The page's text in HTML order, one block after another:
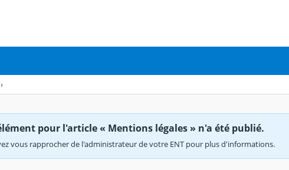
›
pour l'article « Mentions légales » n'a été publié.
vous rapprocher de l'administrateur de votre ENT pour plus d'informations.